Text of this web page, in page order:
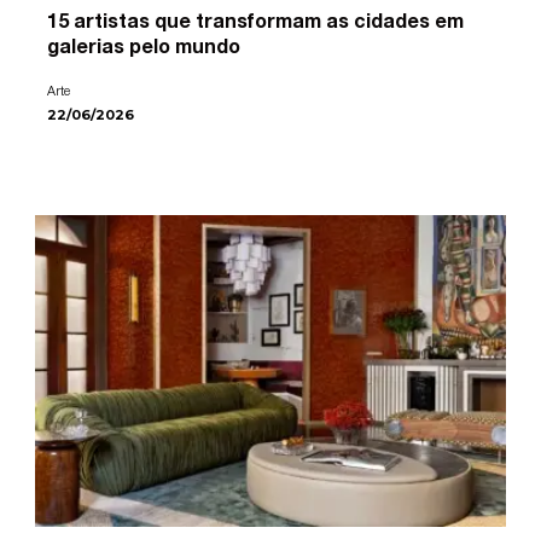
15 artistas que transformam as cidades em
galerias pelo mundo
Arte
22/06/2026